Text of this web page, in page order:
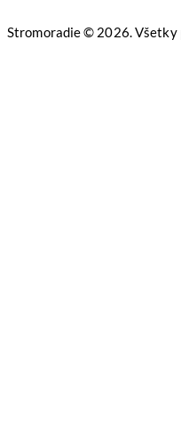
Stromoradie © 2026. Všetky